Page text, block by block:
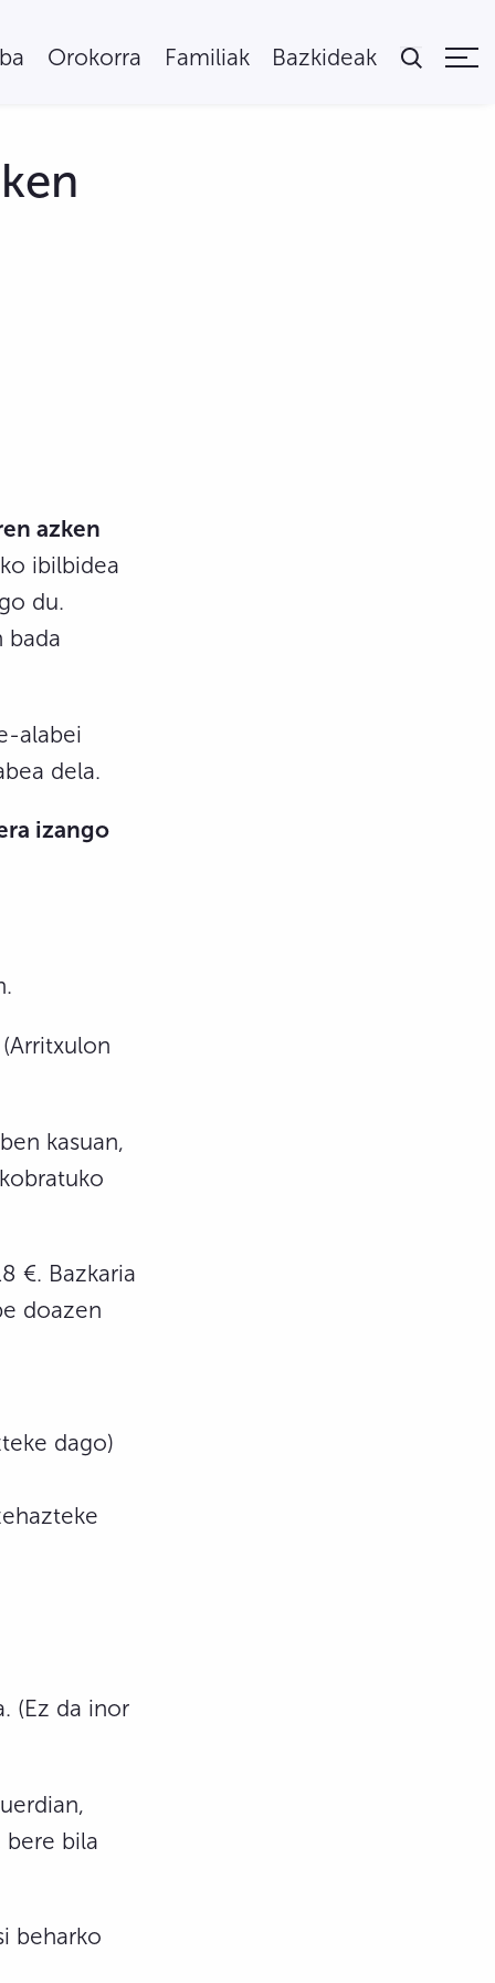
Orokorra Familiak Bazkideak
azken
ibilbidea
du.
bada
alabei
dela.
izango
kasuan,
€. Bazkaria
doazen
dago)
(Ez da inor
bere bila
beharko